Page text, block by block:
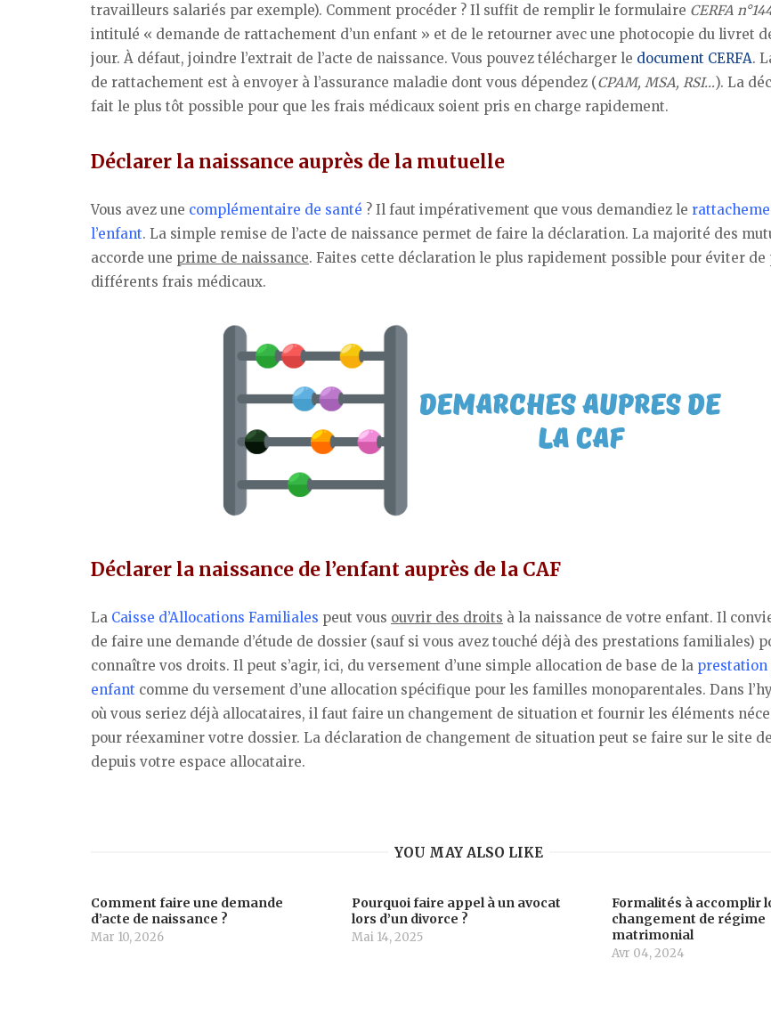
travailleurs salariés par exemple). Comment procéder ? Il suffit de remplir le formulaire CERFA
intitulé « demande de rattachement d’un enfant » et de le retourner avec une photocopie du livret
jour. À défaut, joindre l’extrait de l’acte de naissance. Vous pouvez télécharger le document CERFA.
de rattachement est à envoyer à l’assurance maladie dont vous dépendez (CPAM, MSA, RSI…). La
fait le plus tôt possible pour que les frais médicaux soient pris en charge rapidement.
Déclarer la naissance auprès de la mutuelle
Vous avez une complémentaire de santé ? Il faut impérativement que vous demandiez le
l’enfant. La simple remise de l’acte de naissance permet de faire la déclaration. La majorité des
accorde une prime de naissance. Faites cette déclaration le plus rapidement possible pour éviter de
différents frais médicaux.
Déclarer la naissance de l’enfant auprès de la CAF
La Caisse d’Allocations Familiales peut vous ouvrir des droits à la naissance de votre enfant. Il
de faire une demande d’étude de dossier (sauf si vous avez touché déjà des prestations familiales)
connaître vos droits. Il peut s’agir, ici, du versement d’une simple allocation de base de la prestation
enfant comme du versement d’une allocation spécifique pour les familles monoparentales. Dans
où vous seriez déjà allocataires, il faut faire un changement de situation et fournir les éléments
pour réexaminer votre dossier. La déclaration de changement de situation peut se faire sur le site
depuis votre espace allocataire.
YOU MAY ALSO LIKE
Comment faire une demande
d’acte de naissance ?
Mar 10, 2026
Pourquoi faire appel à un avocat
lors d’un divorce ?
Mai 14, 2025
Formalités à accomplir
changement de régime
matrimonial
Avr 04, 2024